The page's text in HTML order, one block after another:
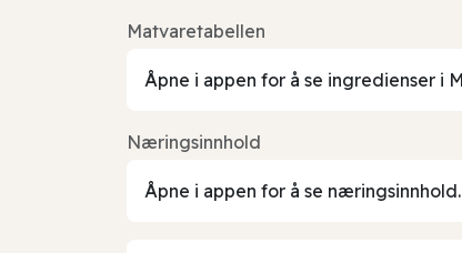
Matvaretabellen
Åpne i appen for å se ingredienser i
Næringsinnhold
Åpne i appen for å se næringsinnhold.